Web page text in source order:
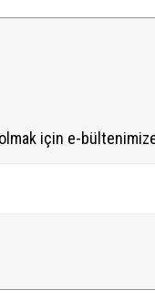
için e-